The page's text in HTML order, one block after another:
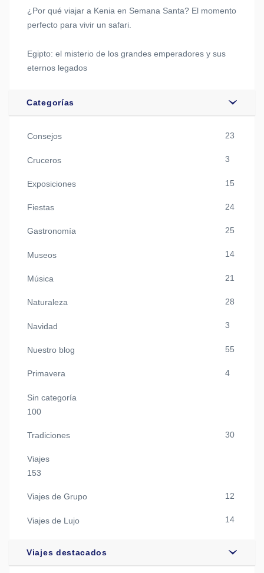
¿Por qué viajar a Kenia en Semana Santa? El momento
perfecto para vivir un safari.
Egipto: el misterio de los grandes emperadores y sus
eternos legados
Categorías
Consejos 23
Cruceros 3
Exposiciones 15
Fiestas 24
Gastronomía 25
Museos 14
Música 21
Naturaleza 28
Navidad 3
Nuestro blog 55
Primavera 4
Sin categoría
100
Tradiciones 30
Viajes
153
Viajes de Grupo 12
Viajes de Lujo 14
Viajes destacados